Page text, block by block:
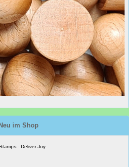
Neu im Shop
- Deliver Joy